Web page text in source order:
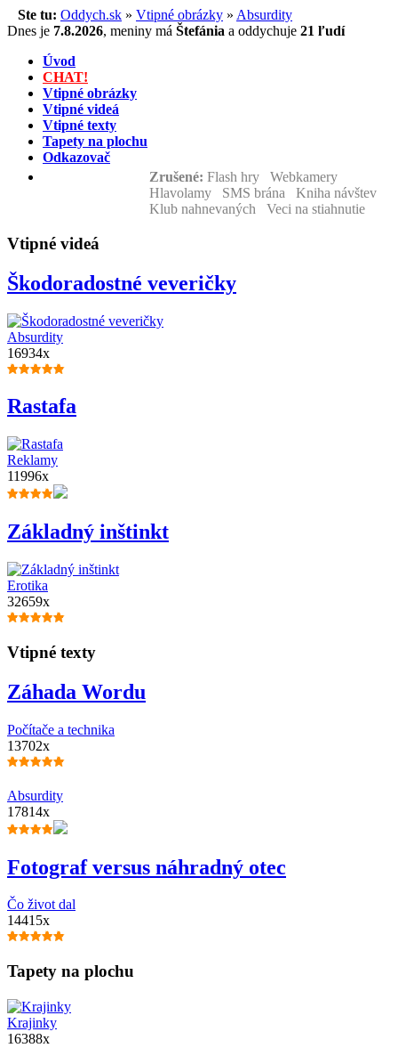
Ste tu: Oddych.sk » Vtipné obrázky » Absurdity
Dnes je 7.8.2026, meniny má Štefánia a oddychuje 21 ľudí
Úvod
CHAT!
Vtipné obrázky
Vtipné videá
Vtipné texty
Tapety na plochu
Odkazovač
Zrušené: Flash hry Webkamery
Hlavolamy SMS brána Kniha návštev
Klub nahnevaných Veci na stiahnutie
Vtipné videá
Škodoradostné veveričky
Absurdity
16934x
Rastafa
Reklamy
11996x
Základný inštinkt
Erotika
32659x
Vtipné texty
Záhada Wordu
Počítače a technika
13702x
Absurdity
17814x
Fotograf versus náhradný otec
Čo život dal
14415x
Tapety na plochu
Krajinky
16388x